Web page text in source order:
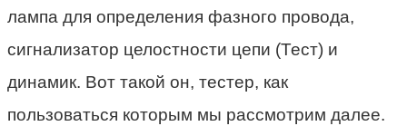
лампа для определения фазного провода,
сигнализатор целостности цепи (Тест) и
динамик. Вот такой он, тестер, как
пользоваться которым мы рассмотрим далее.